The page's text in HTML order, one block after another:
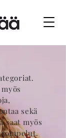
sekä
saat myös